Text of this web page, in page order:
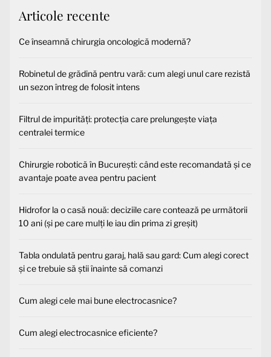
Articole recente
Ce înseamnă chirurgia oncologică modernă?
Robinetul de grădină pentru vară: cum alegi unul care rezistă
un sezon întreg de folosit intens
Filtrul de impurități: protecția care prelungește viața
centralei termice
Chirurgie robotică în București: când este recomandată și ce
avantaje poate avea pentru pacient
Hidrofor la o casă nouă: deciziile care contează pe următorii
10 ani (și pe care mulți le iau din prima zi greșit)
Tabla ondulată pentru garaj, hală sau gard: Cum alegi corect
și ce trebuie să știi înainte să comanzi
Cum alegi cele mai bune electrocasnice?
Cum alegi electrocasnice eficiente?